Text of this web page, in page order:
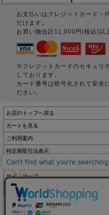
お支払いはクレジットカード・
だけます。
お買い物合計11,000円(税込)以
※クレジットカードのセキュリ
しております。
カード番号は暗号化されて安全
ださい。
お店のトップへ戻る
カートを見る
ご利用案内
特定商取引法表示
個人情報の取扱い
サイトマップ
お問い合わせ
表示：スマー